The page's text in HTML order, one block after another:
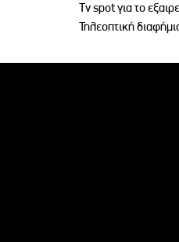
Tv spot για το
Τηλεοπτική